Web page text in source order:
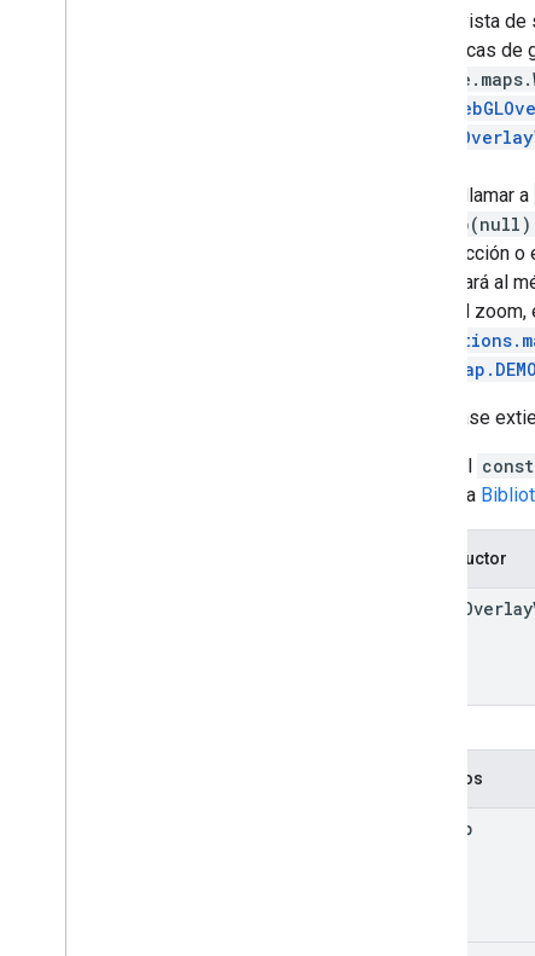
Con la vista
bibliotecas de
Debes llamar a
setMap(null)
construcción
se llamará al
como el
Esta clase
Llama al
Consulta
Constructor
GLOverlay
Métodos
Map